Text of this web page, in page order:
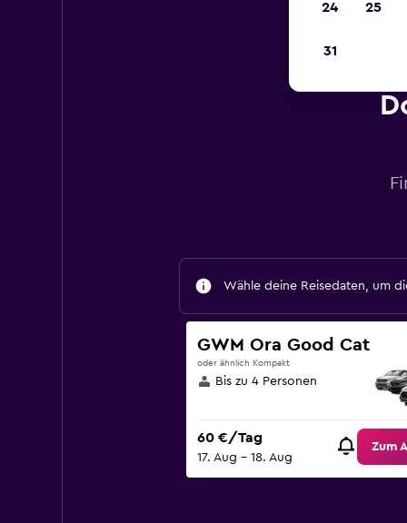
Wähle deine Reisedaten, um
GWM Ora Good Cat
oder ähnlich Kompakt
Bis zu 4 Personen
60 €/Tag
17. Aug – 18. Aug
Zum
24 25
31